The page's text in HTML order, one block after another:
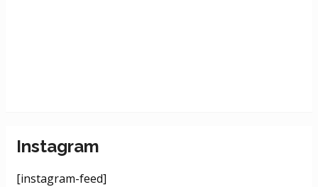
Instagram
[instagram-feed]